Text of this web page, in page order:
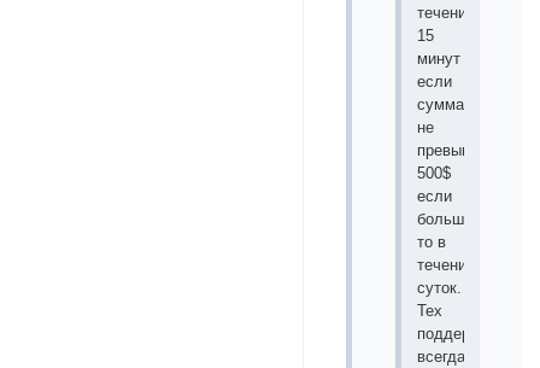
течение
15
минут
если
сумма
не
превышает
500$
если
больше
то в
течении
суток.
Тех
поддержка
всегда